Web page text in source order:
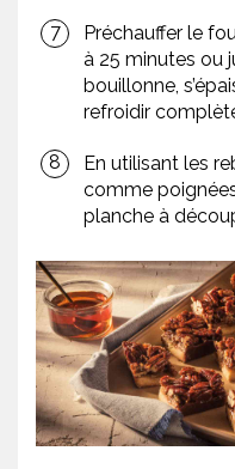
Préchauffer le
à 25 minutes ou
bouillonne,
refroidir
En utilisant les
comme
planche à